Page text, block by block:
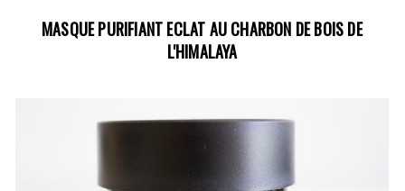
MASQUE PURIFIANT ECLAT AU CHARBON DE BOIS DE
L'HIMALAYA